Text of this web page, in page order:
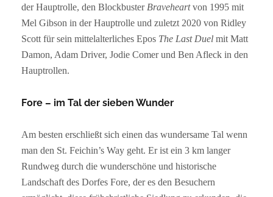
der Hauptrolle, den Blockbuster Braveheartvon 1995 mit
Mel Gibson in der Hauptrolle und zuletzt 2020 von Ridley
Scott für sein mittelalterliches Epos The Last Duel mit Matt
Damon, Adam Driver, Jodie Comer und Ben Afleck in den
Hauptrollen.
Fore – im Tal der sieben Wunder
Am besten erschließt sich einen das wundersame Tal wenn
man den St. Feichin’s Way geht. Er ist ein 3 km langer
Rundweg durch die wunderschöne und historische
Landschaft des Dorfes Fore, der es den Besuchern